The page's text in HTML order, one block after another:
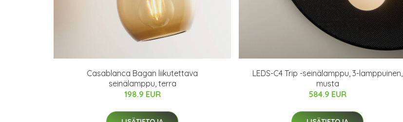
Casablanca Bagan liikutettava
seinälamppu, terra
198.9 EUR
LEDS-C4 Trip -seinälamppu, 3-lamppuinen,
musta
584.9 EUR